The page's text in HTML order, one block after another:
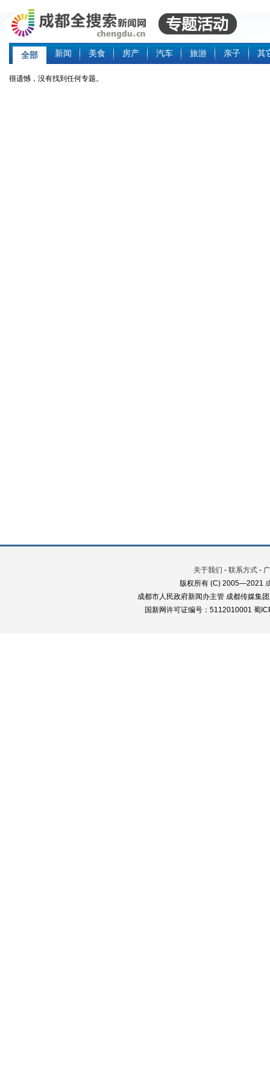
全部 新闻 美食 房产 汽车 旅游 亲子 其
很遗憾，没有找到任何专题。
关于我们 - 联系方式 -
版权所有 (C) 2005—2021
成都市人民政府新闻办主管 成都传媒集
国新网许可证编号：5112010001 蜀